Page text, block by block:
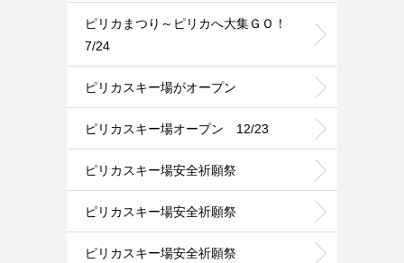
ピリカまつり～ピリカへ大集ＧＯ！
7/24
ピリカスキー場がオープン
ピリカスキー場オープン 12/23
ピリカスキー場安全祈願祭
ピリカスキー場安全祈願祭
ピリカスキー場安全祈願祭